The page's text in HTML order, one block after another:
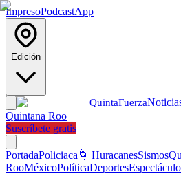
ImpresoPodcastApp
Edición
QuintaFuerza
Quintana Roo
Suscríbete gratis
PortadaPoliciaca 🌀 HuracanesSismos
RooMéxicoPolíticaDeportes